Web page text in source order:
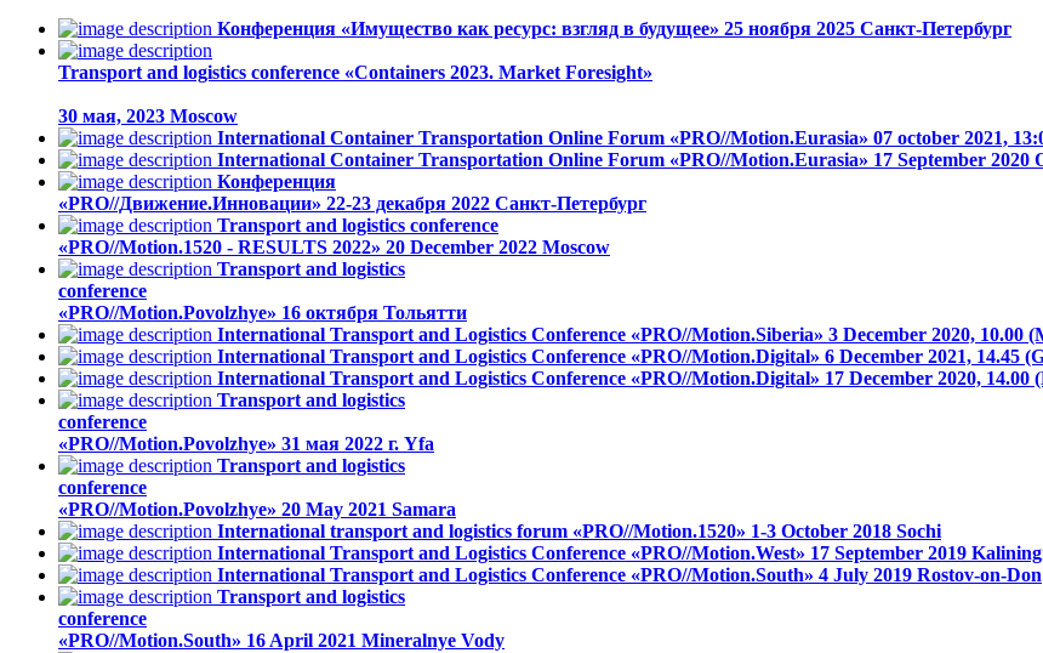
Конференция «Имущество как ресурс: взгляд в будущее» 25 ноября 2025 Санкт-Петербург
Transport and logistics conference «Containers 2023. Market Foresight»
30 мая, 2023 Moscow
International Container Transportation Online Forum «PRO//Motion.Eurasia» 07 october 2021,
International Container Transportation Online Forum «PRO//Motion.Eurasia» 17 September 2020
Конференция
«PRO//Движение.Инновации» 22-23 декабря 2022 Санкт-Петербург
Transport and logistics conference
«PRO//Motion.1520 - RESULTS 2022» 20 December 2022 Moscow
Transport and logistics
conference
«PRO//Motion.Povolzhye» 16 октября Тольятти
International Transport and Logistics Conference «PRO//Motion.Siberia» 3 December 2020, 10.00
International Transport and Logistics Conference «PRO//Motion.Digital» 6 December 2021, 14.45
International Transport and Logistics Conference «PRO//Motion.Digital» 17 December 2020, 14.00
Transport and logistics
conference
«PRO//Motion.Povolzhye» 31 мая 2022 г. Yfa
Transport and logistics
conference
«PRO//Motion.Povolzhye» 20 May 2021 Samara
International transport and logistics forum «PRO//Motion.1520» 1-3 October 2018 Sochi
International Transport and Logistics Conference «PRO//Motion.West» 17 September 2019
International Transport and Logistics Conference «PRO//Motion.South» 4 July 2019 Rostov-on-Don
Transport and logistics
conference
«PRO//Motion.South» 16 April 2021 Mineralnye Vody